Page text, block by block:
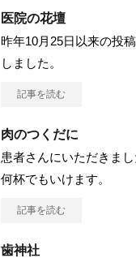
医院の花壇
昨年10月25日以来の投
しました。
記事を読む
肉のつくだに
患者さんにいただきま
何杯でもいけます。
記事を読む
歯神社